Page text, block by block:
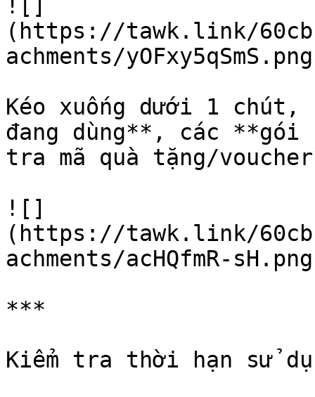
![]
(https://tawk.link/
achments/
Kéo xuống dưới 1 chút,
đang dùng**, các **gói
tra mã quà tặng/
![]
(https://tawk.link/
achments/acHQfmR-
***
Kiểm tra thời hạn sử